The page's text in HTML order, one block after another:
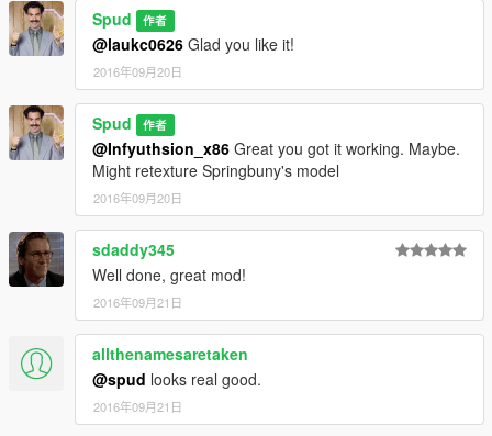
Spud 作者
@laukc0626 Glad you like it!
2016年09月20日
Spud 作者
@Infyuthsion_x86 Great you got it working. Maybe.
Might retexture Springbuny's model
2016年09月20日
sdaddy345
Well done, great mod!
2016年09月21日
allthenamesaretaken
@spud looks real good.
2016年09月21日